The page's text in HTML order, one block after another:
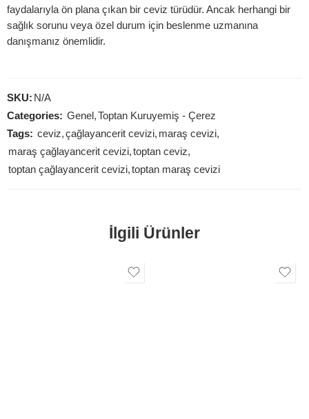
faydalarıyla ön plana çıkan bir ceviz türüdür. Ancak herhangi bir
sağlık sorunu veya özel durum için beslenme uzmanına
danışmanız önemlidir.
SKU: N/A
Categories: Genel ,Toptan Kuruyemiş - Çerez
Tags: ceviz,çağlayancerit cevizi, maraş cevizi,
maraş çağlayancerit cevizi,toptan ceviz,
toptan çağlayancerit cevizi,toptan maraş cevizi
İlgili Ürünler